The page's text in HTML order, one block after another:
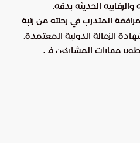
الحديثة بدقة.
مرافقة المتدرب في رحلته من رتبة
الزمالة الدولية المعتمدة.
مهارات المشاركين في